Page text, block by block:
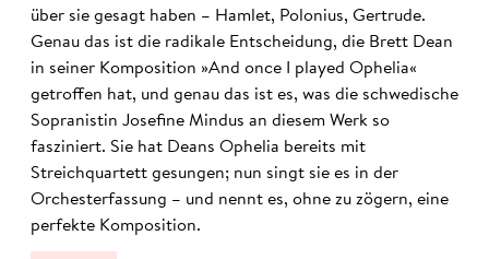
über sie gesagt haben – Hamlet, Polonius, Gertrude.
Genau das ist die radikale Entscheidung, die Brett Dean
in seiner Komposition »And once I played Ophelia«
getroffen hat, und genau das ist es, was die schwedische
Sopranistin Josefine Mindus an diesem Werk so
fasziniert. Sie hat Deans Ophelia bereits mit
Streichquartett gesungen; nun singt sie es in der
Orchesterfassung – und nennt es, ohne zu zögern, eine
perfekte Komposition.